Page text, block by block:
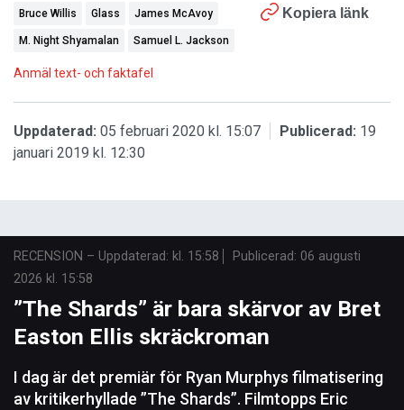
Kopiera länk
Bruce Willis Glass James McAvoy
M. Night Shyamalan Samuel L. Jackson
Anmäl text- och faktafel
Uppdaterad: 05 februari 2020 kl. 15:07 Publicerad: 19
januari 2019 kl. 12:30
RECENSION – Uppdaterad: kl. 15:58 Publicerad: 06 augusti
2026 kl. 15:58
”The Shards” är bara skärvor av Bret
Easton Ellis skräckroman
I dag är det premiär för Ryan Murphys filmatisering
av kritikerhyllade ”The Shards”. Filmtopps Eric